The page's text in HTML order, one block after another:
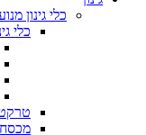
כלי גינון
כלי